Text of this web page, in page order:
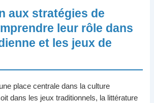
aux stratégies de
leur rôle dans
et les jeux de
place centrale dans la culture
dans les jeux traditionnels, la littérature